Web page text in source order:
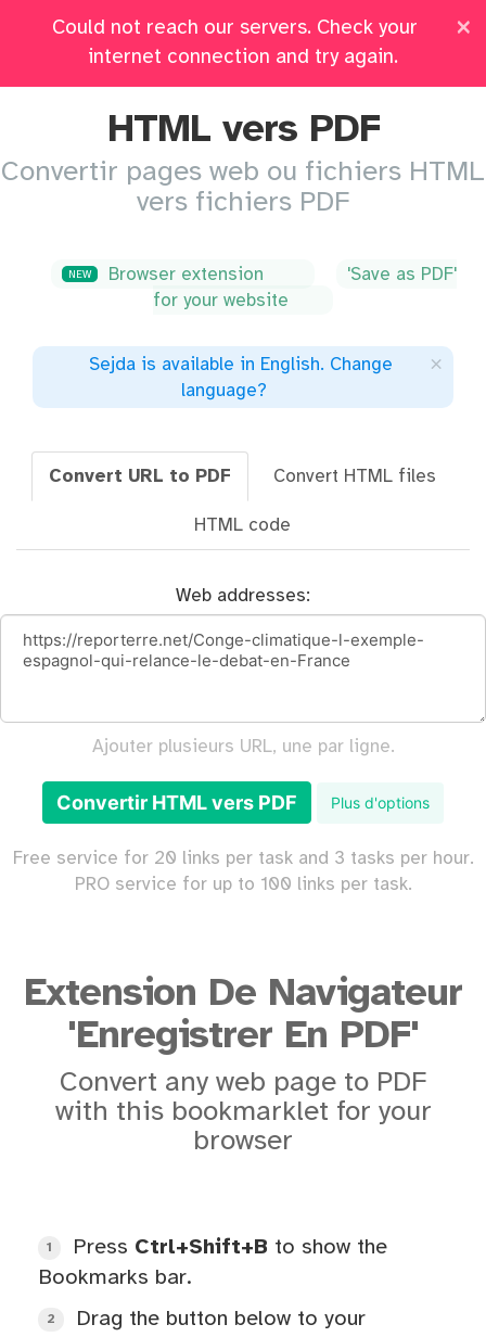
×
Could not reach our servers. Check your
internet connection and try again.
Tous les Outils Prix Connectez-vous
HTML vers PDF
Convertir pages web ou fichiers HTML
vers fichiers PDF
NEW Browser extension
'Save as PDF'
for your website
Sejda is available in English. Change
language?
×
Convert URL to PDF Convert HTML files
HTML code
Web addresses:
Ajouter plusieurs URL, une par ligne.
Convertir HTML vers PDF Plus d'options
Free service for 20 links per task and 3 tasks per hour.
PRO service for up to 100 links per task.
Extension De Navigateur
'Enregistrer En PDF'
Convert any web page to PDF
with this bookmarklet for your
browser
1 Press Ctrl+Shift+B to show the
Bookmarks bar.
2
Drag the button below to your